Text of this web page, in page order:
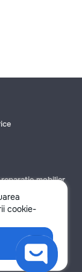
cookie-
mobilier